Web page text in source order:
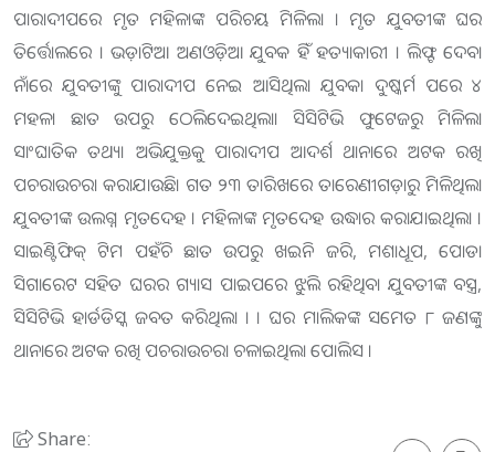
ପାରାଦୀପରେ ମୃତ ମହିଳାଙ୍କ ପରିଚୟ ମିଳିଲା । ମୃତ ଯୁବତୀଙ୍କ ଘର
ତିର୍ତ୍ତୋଲରେ । ଭଡ଼ାଟିଆ ଅଣଓଡ଼ିଆ ଯୁବକ ହିଁ ହତ୍ୟାକାରୀ । ଲିଫ୍ଟ ଦେବା
ନାଁରେ ଯୁବତୀଙ୍କୁ ପାରାଦୀପ ନେଇ ଆସିଥିଲା ଯୁବକ। ଦୁଷ୍କର୍ମ ପରେ ୪
ମହଳା ଛାତ ଉପରୁ ଠେଲିଦେଇଥିଲା। ସିସିଟିଭି ଫୁଟେଜରୁ ମିଳିଲା
ସାଂଘାତିକ ତଥ୍ୟ। ଅଭିଯୁକ୍ତକୁ ପାରାଦୀପ ଆଦର୍ଶ ଥାନାରେ ଅଟକ ରଖି
ପଚରାଉଚରା କରାଯାଉଛି। ଗତ ୨୩ ତାରିଖରେ ତାରେଣୀଗଡ଼ାରୁ ମିଳିଥିଲା
ଯୁବତୀଙ୍କ ଉଲଗ୍ନ ମୃତଦେହ । ମହିଳାଙ୍କ ମୃତଦେହ ଉଦ୍ଧାର କରାଯାଇଥିଲା ।
ସାଇଣ୍ଟିଫିକ୍ ଟିମ ପହଁଚି ଛାତ ଉପରୁ ଖଇନି ଜରି, ମଶାଧୂପ, ପୋଡା
ସିଗାରେଟ ସହିତ ଘରର ଗ୍ୟାସ ପାଇପରେ ଝୁଲି ରହିଥିବା ଯୁବତୀଙ୍କ ବସ୍ତ୍ର,
ସିସିଟିଭି ହାର୍ଡଡିସ୍କ ଜବତ କରିଥିଲା । । ଘର ମାଲିକଙ୍କ ସମେତ ୮ ଜଣଙ୍କୁ
ଥାନାରେ ଅଟକ ରଖି ପଚରାଉଚରା ଚଳାଇଥିଲା ପୋଲିସ ।
Share: